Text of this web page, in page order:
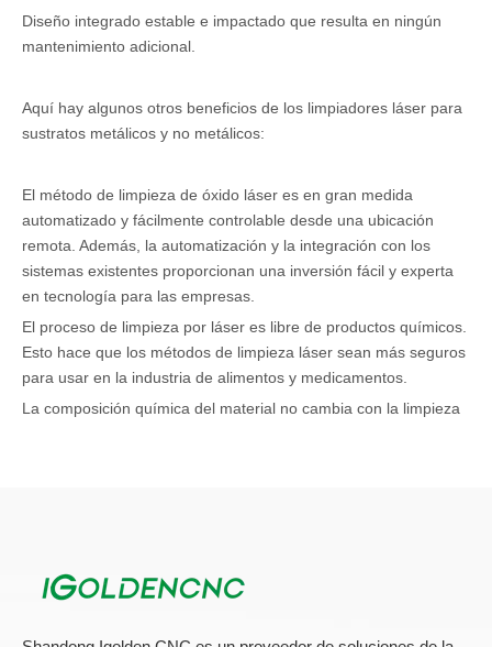
Diseño integrado estable e impactado que resulta en ningún
mantenimiento adicional.
Aquí hay algunos otros beneficios de los limpiadores láser para
sustratos metálicos y no metálicos:
El método de limpieza de óxido láser es en gran medida
automatizado y fácilmente controlable desde una ubicación
remota. Además, la automatización y la integración con los
sistemas existentes proporcionan una inversión fácil y experta
en tecnología para las empresas.
El proceso de limpieza por láser es libre de productos químicos.
Esto hace que los métodos de limpieza láser sean más seguros
para usar en la industria de alimentos y medicamentos.
La composición química del material no cambia con la limpieza
El producto final después de la limpieza con láser es mucho
más fino que otros métodos de limpieza.